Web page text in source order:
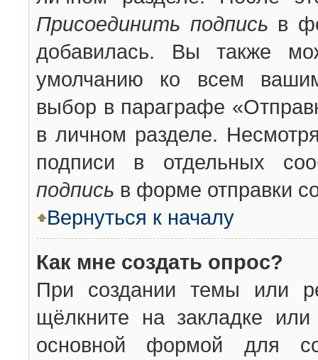
Присоединить подпись в
добавилась. Вы также
умолчанию ко всем
выбор в параграфе
в личном разделе.
подписи в отдельных
подпись в форме отправки
Вернуться к началу
Как мне создать опрос?
При создании темы или
щёлкните на закладке
основной формой для